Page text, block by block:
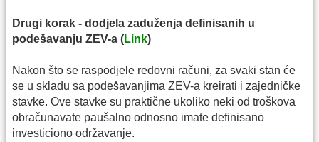
Drugi korak - dodjela zaduženja definisanih u
podešavanju ZEV-a (Link)
Nakon što se raspodjele redovni računi, za svaki stan će
se u skladu sa podešavanjima ZEV-a kreirati i zajedničke
stavke. Ove stavke su praktične ukoliko neki od troškova
obračunavate paušalno odnosno imate definisano
investiciono održavanje.